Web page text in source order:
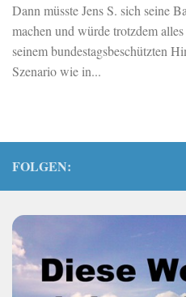
Dann müsste Jens S. sich seine
machen und würde trotzdem
seinem bundestagsbeschützten
Szenario wie in...
FOLGEN: